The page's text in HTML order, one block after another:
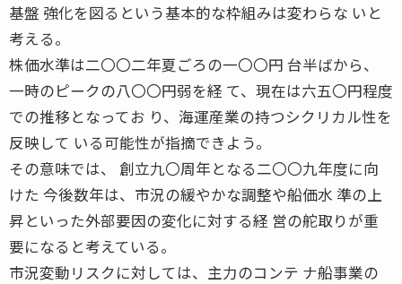
基盤 強化を図るという基本的な枠組みは変わらな いと
考える。
株価水準は二〇〇二年夏ごろの一〇〇円 台半ばから、
一時のピークの八〇〇円弱を経 て、現在は六五〇円程度
での推移となってお り、海運産業の持つシクリカル性を
反映して いる可能性が指摘できよう。
その意味では、 創立九〇周年となる二〇〇九年度に向
けた 今後数年は、市況の緩やかな調整や船価水 準の上
昇といった外部要因の変化に対する経 営の舵取りが重
要になると考えている。
市況変動リスクに対しては、主力のコンテ ナ船事業の